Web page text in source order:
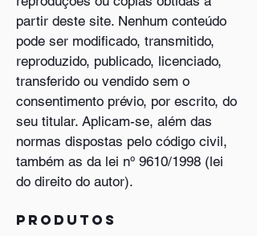
partir deste site. Nenhum conteúdo
pode ser modificado, transmitido,
reproduzido, publicado, licenciado,
transferido ou vendido sem o
consentimento prévio, por escrito, do
seu titular. Aplicam-se, além das
normas dispostas pelo código civil,
também as da lei nº 9610/1998 (lei
do direito do autor).
Produtos